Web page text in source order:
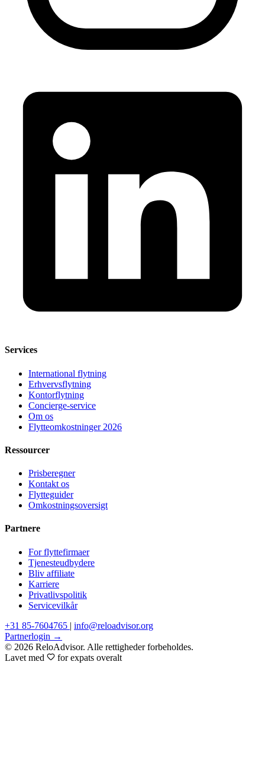
Services
International flytning
Erhvervsflytning
Kontorflytning
Concierge-service
Om os
Flytteomkostninger 2026
Ressourcer
Prisberegner
Kontakt os
Flytteguider
Omkostningsoversigt
Partnere
For flyttefirmaer
Tjenesteudbydere
Bliv affiliate
Karriere
Privatlivspolitik
Servicevilkår
+31 85-7604765 | info@reloadvisor.org
Partnerlogin →
© 2026 ReloAdvisor. Alle rettigheder forbeholdes.
Lavet med
for expats overalt